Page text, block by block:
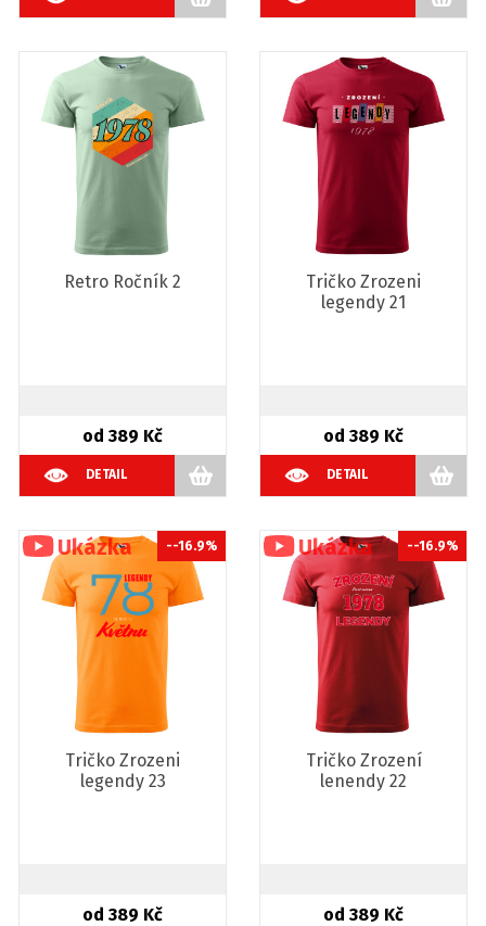
Retro Ročník 2
od 389 Kč
DETAIL
Tričko Zrozeni
legendy 21
od 389 Kč
DETAIL
--16.9%
Tričko Zrozeni
legendy 23
od 389 Kč
--16.9%
Tričko Zrození
lenendy 22
od 389 Kč